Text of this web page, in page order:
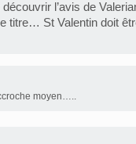
l’avis de
titre… St Valentin doit
moyen…..